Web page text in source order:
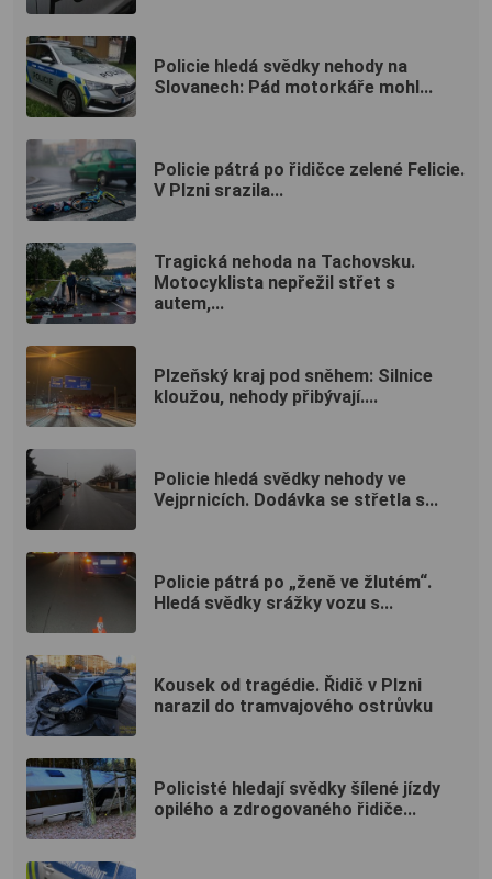
Policie hledá svědky nehody na
Slovanech: Pád motorkáře mohl...
Policie pátrá po řidičce zelené Felicie.
V Plzni srazila...
Tragická nehoda na Tachovsku.
Motocyklista nepřežil střet s
autem,...
Plzeňský kraj pod sněhem: Silnice
kloužou, nehody přibývají....
Policie hledá svědky nehody ve
Vejprnicích. Dodávka se střetla s...
Policie pátrá po „ženě ve žlutém“.
Hledá svědky srážky vozu s...
Kousek od tragédie. Řidič v Plzni
narazil do tramvajového ostrůvku
Policisté hledají svědky šílené jízdy
opilého a zdrogovaného řidiče...